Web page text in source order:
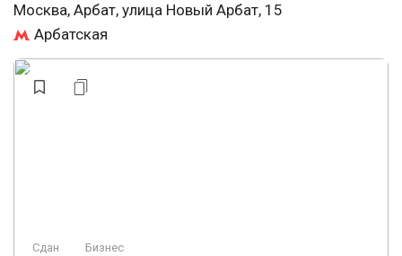
Москва, Арбат, улица Новый Арбат, 15
Арбатская
Сдан Бизнес